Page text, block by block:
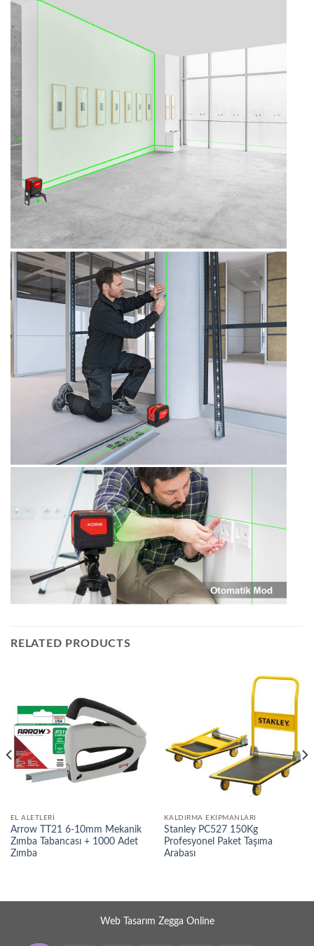
RELATED PRODUCTS
EL ALETLERI
Arrow TT21 6-10mm Mekanik
Zımba Tabancası + 1000 Adet
Zımba
KALDIRMA EKIPMANLARI
Stanley PC527 150Kg
Profesyonel Paket Taşıma
Arabası
Web Tasarım Zegga Online